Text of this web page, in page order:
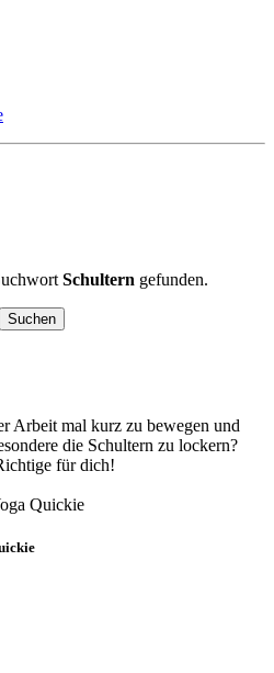
Schultern gefunden.
Suchen
Arbeit mal kurz zu bewegen und
die Schultern zu lockern?
für dich!